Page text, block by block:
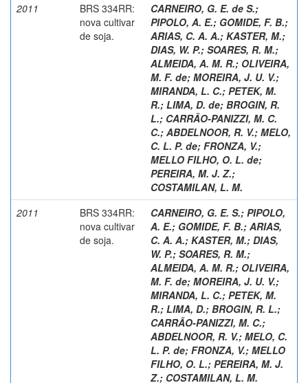
2011
BRS 334RR:
nova cultivar
de soja.
CARNEIRO, G. E. de S.;
PIPOLO, A. E.; GOMIDE, F. B.;
ARIAS, C. A. A.; KASTER, M.;
DIAS, W. P.; SOARES, R. M.;
ALMEIDA, A. M. R.; OLIVEIRA,
M. F. de; MOREIRA, J. U. V.;
MIRANDA, L. C.; PETEK, M.
R.; LIMA, D. de; BROGIN, R.
L.; CARRÃO-PANIZZI, M. C.
C.; ABDELNOOR, R. V.; MELO,
C. L. P. de; FRONZA, V.;
MELLO FILHO, O. L. de;
PEREIRA, M. J. Z.;
COSTAMILAN, L. M.
2011
BRS 334RR:
nova cultivar
de soja.
CARNEIRO, G. E. S.; PIPOLO,
A. E.; GOMIDE, F. B.; ARIAS,
C. A. A.; KASTER, M.; DIAS,
W. P.; SOARES, R. M.;
ALMEIDA, A. M. R.; OLIVEIRA,
M. F. de; MOREIRA, J. U. V.;
MIRANDA, L. C.; PETEK, M.
R.; LIMA, D.; BROGIN, R. L.;
CARRÃO-PANIZZI, M. C.;
ABDELNOOR, R. V.; MELO, C.
L. P. de; FRONZA, V.; MELLO
FILHO, O. L.; PEREIRA, M. J.
Z.; COSTAMILAN, L. M.